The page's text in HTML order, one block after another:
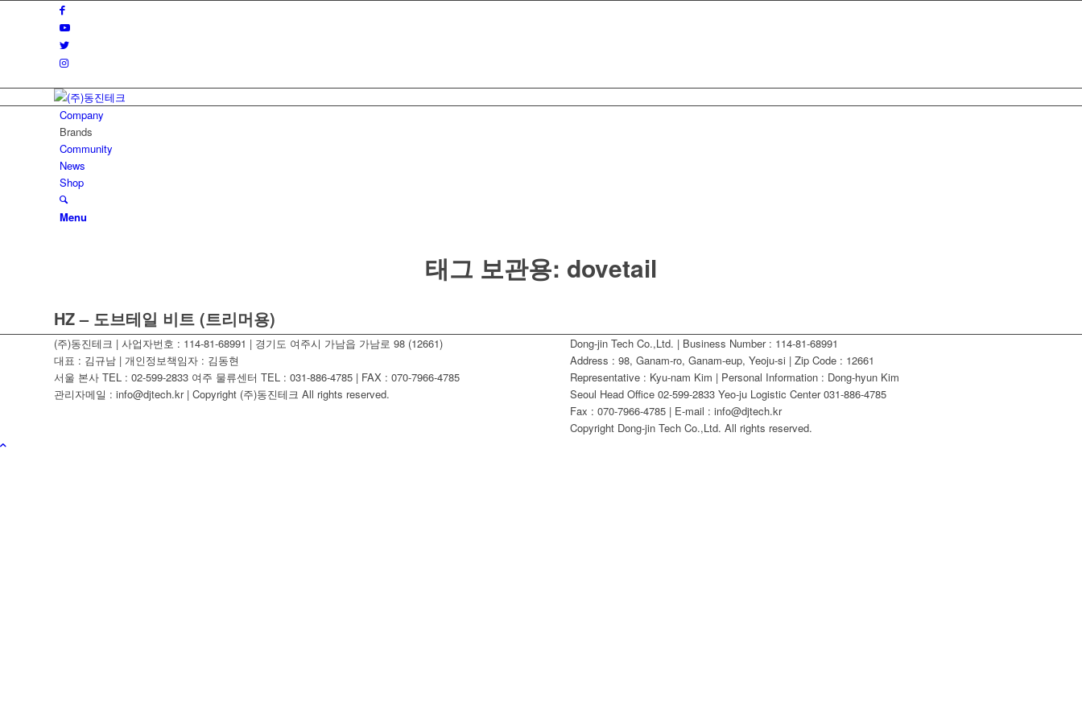
Company
Brands
Community
News
Shop
Menu
태그 보관용: dovetail
HZ – 도브테일 비트 (트리머용)
(주)동진테크 | 사업자번호 : 114-81-68991 | 경기도 여주시 가남읍 가남로 98 (12661)
대표 : 김규남 | 개인정보책임자 : 김동현
서울 본사 TEL : 02-599-2833 여주 물류센터 TEL : 031-886-4785 | FAX : 070-7966-4785
관리자메일 : info@djtech.kr | Copyright (주)동진테크 All rights reserved.
Dong-jin Tech Co.,Ltd. | Business Number : 114-81-68991
Address : 98, Ganam-ro, Ganam-eup, Yeoju-si | Zip Code : 12661
Representative : Kyu-nam Kim | Personal Information : Dong-hyun Kim
Seoul Head Office 02-599-2833 Yeo-ju Logistic Center 031-886-4785
Fax : 070-7966-4785 | E-mail : info@djtech.kr
Copyright Dong-jin Tech Co.,Ltd. All rights reserved.